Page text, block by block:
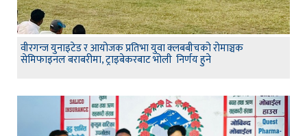
वीरगन्ज युनाइटेड र आयोजक प्रतिभा युवा क्लबबीचको रोमाञ्चक
सेमिफाइनल बराबरीमा, ट्राइबेकरबाट भोली निर्णय हुने